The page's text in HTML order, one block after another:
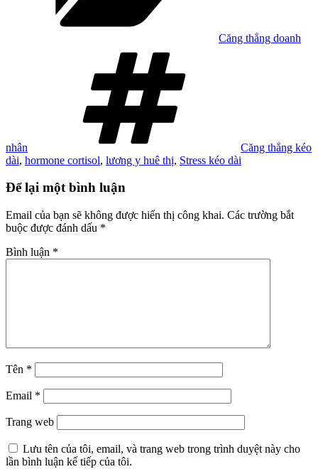
Căng thẳng doanh
nhân
Căng thẳng kéo
dài, hormone cortisol, lương y huê thị, Stress kéo dài
Để lại một bình luận
Email của bạn sẽ không được hiển thị công khai. Các trường bắt
buộc được đánh dấu *
Bình luận *
Tên *
Email *
Trang web
Lưu tên của tôi, email, và trang web trong trình duyệt này cho
lần bình luận kế tiếp của tôi.